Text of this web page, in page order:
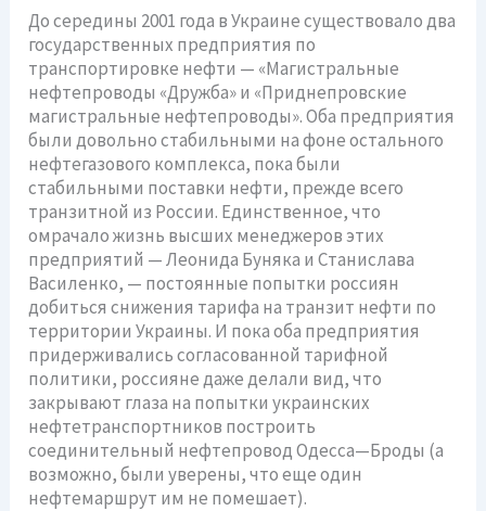
До середины 2001 года в Украине существовало два
государственных предприятия по
транспортировке нефти — «Магистральные
нефтепроводы «Дружба» и «Приднепровские
магистральные нефтепроводы». Оба предприятия
были довольно стабильными на фоне остального
нефтегазового комплекса, пока были
стабильными поставки нефти, прежде всего
транзитной из России. Единственное, что
омрачало жизнь высших менеджеров этих
предприятий — Леонида Буняка и Станислава
Василенко, — постоянные попытки россиян
добиться снижения тарифа на транзит нефти по
территории Украины. И пока оба предприятия
придерживались согласованной тарифной
политики, россияне даже делали вид, что
закрывают глаза на попытки украинских
нефтетранспортников построить
соединительный нефтепровод Одесса—Броды (а
возможно, были уверены, что еще один
нефтемаршрут им не помешает).